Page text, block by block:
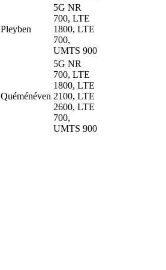
Pleyben
5G NR
700, LTE
1800, LTE
700,
UMTS 900
Quéménéven
5G NR
700, LTE
1800, LTE
2100, LTE
2600, LTE
700,
UMTS 900